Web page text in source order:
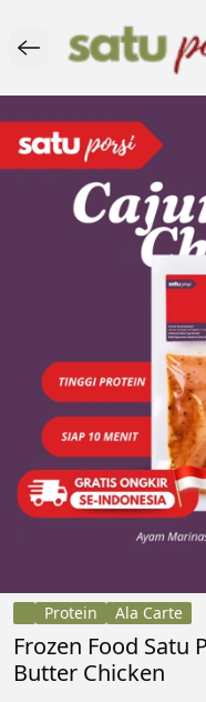
Protein Ala Carte
Frozen Food Satu
Butter Chicken